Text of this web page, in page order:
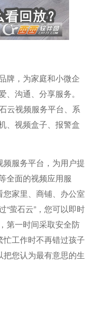
牌，为家庭和小微企
沟通、分享服务。
云视频服务平台、系
、视频盒子、报警盒
频服务平台，为用户提
全面的视频应用服
您家里、商铺、办公室
“萤石云”，您可以即时
第一时间采取安全防
忙工作时不再错过孩子
把您认为最有意思的生